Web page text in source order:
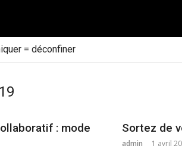
= déconfiner
: mode
Sortez de
admin 1 avril